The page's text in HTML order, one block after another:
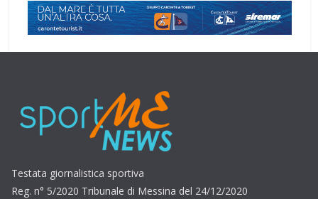
Testata giornalistica sportiva
Reg. n° 5/2020 Tribunale di Messina del 24/12/2020